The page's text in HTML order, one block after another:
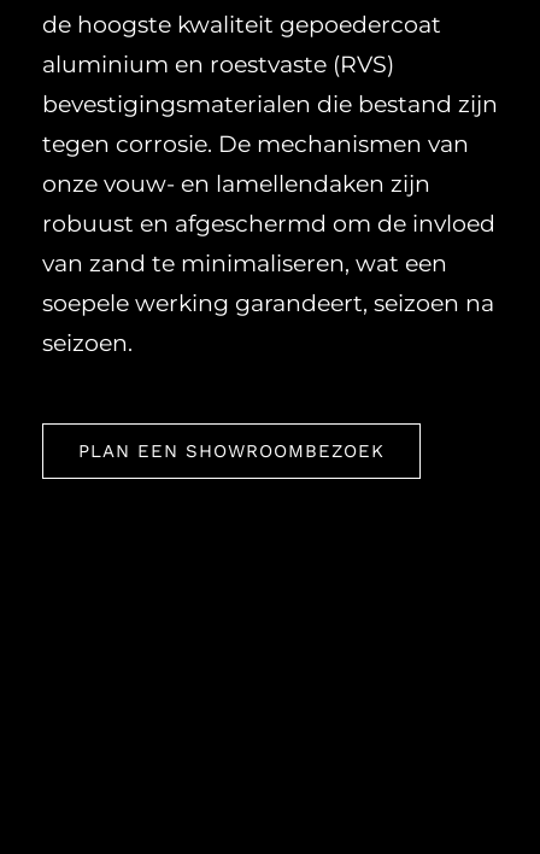
de hoogste kwaliteit gepoedercoat
aluminium en roestvaste (RVS)
bevestigingsmaterialen die bestand zijn
tegen corrosie. De mechanismen van
onze vouw- en lamellendaken zijn
robuust en afgeschermd om de invloed
van zand te minimaliseren, wat een
soepele werking garandeert, seizoen na
seizoen.
PLAN EEN SHOWROOMBEZOEK